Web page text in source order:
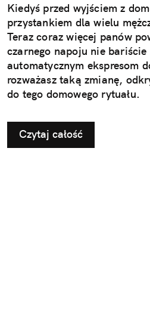
Kiedyś przed wyjściem z
przystankiem dla wielu
Teraz coraz więcej panów
czarnego napoju nie
automatycznym ekspresom
rozważasz taką zmianę,
do tego domowego rytuału.
Czytaj całość